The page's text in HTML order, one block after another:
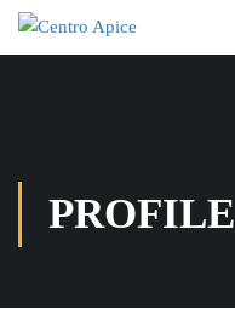
PROFILE